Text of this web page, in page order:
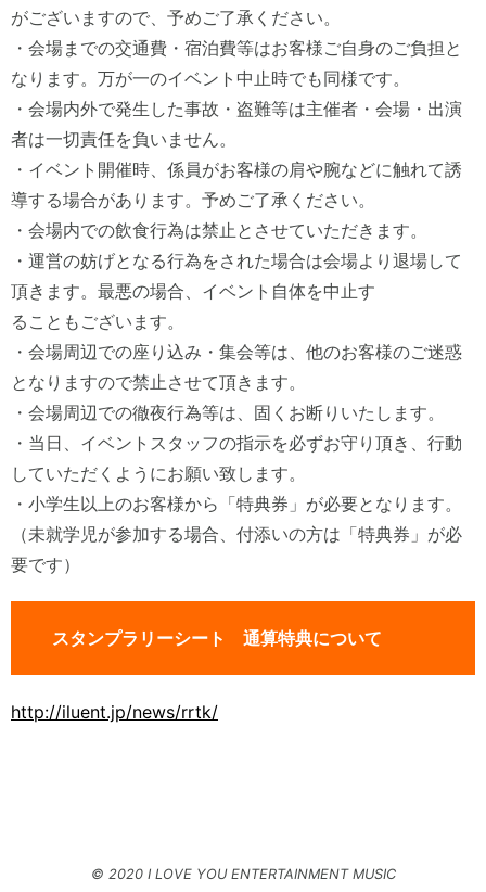
がございますので、予めご了承ください。
・会場までの交通費・宿泊費等はお客様ご自身のご負担と
なります。万が一のイベント中止時でも同様です。
・会場内外で発生した事故・盗難等は主催者・会場・出演
者は一切責任を負いません。
・イベント開催時、係員がお客様の肩や腕などに触れて誘
導する場合があります。予めご了承ください。
・会場内での飲食行為は禁止とさせていただきます。
・運営の妨げとなる行為をされた場合は会場より退場して
頂きます。最悪の場合、イベント自体を中止す
ることもございます。
・会場周辺での座り込み・集会等は、他のお客様のご迷惑
となりますので禁止させて頂きます。
・会場周辺での徹夜行為等は、固くお断りいたします。
・当日、イベントスタッフの指示を必ずお守り頂き、行動
していただくようにお願い致します。
・小学生以上のお客様から「特典券」が必要となります。
（未就学児が参加する場合、付添いの方は「特典券」が必
要です）
スタンプラリーシート 通算特典について
http://iluent.jp/news/rrtk/
© 2020 I LOVE YOU ENTERTAINMENT MUSIC